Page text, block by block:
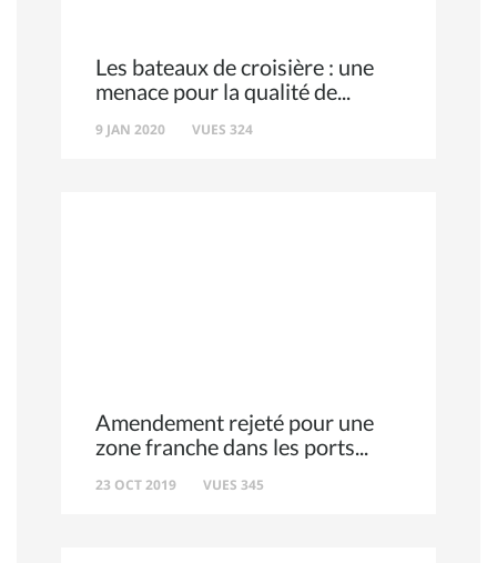
Les bateaux de croisière : une
menace pour la qualité de
9 JAN 2020 VUES 324
Amendement rejeté pour une
zone franche dans les ports
23 OCT 2019 VUES 345